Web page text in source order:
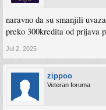
naravno da su smanjili
preko 300kredita od prijava
Jul 2, 2025
zippoo
Veteran foruma